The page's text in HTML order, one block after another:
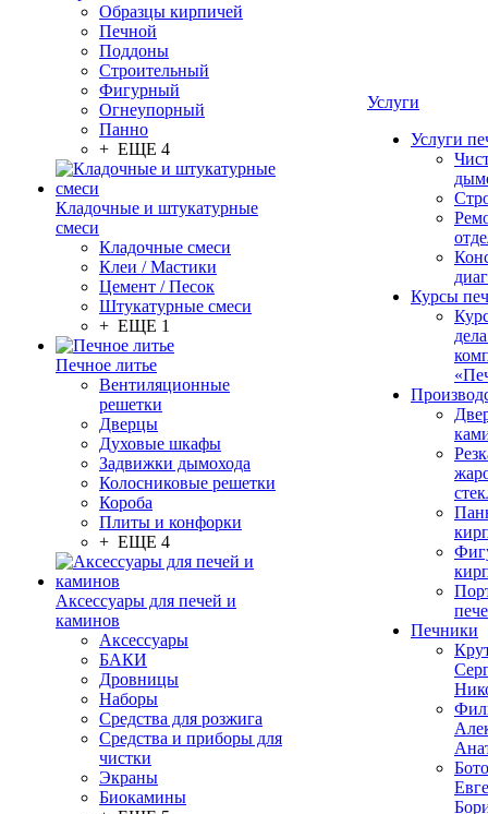
Образцы кирпичей
Печной
Поддоны
Строительный
Фигурный
Огнеупорный
Панно
+ ЕЩЕ 4
Кладочные и штукатурные
смеси
Кладочные смеси
Клеи / Мастики
Цемент / Песок
Штукатурные смеси
+ ЕЩЕ 1
Печное литье
Вентиляционные
решетки
Дверцы
Духовые шкафы
Задвижки дымохода
Колосниковые решетки
Короба
Плиты и конфорки
+ ЕЩЕ 4
Аксессуары для печей и
каминов
Аксессуары
БАКИ
Дровницы
Наборы
Средства для розжига
Средства и приборы для
чистки
Экраны
Биокамины
Услуги
Услуги
Курсы
Печники